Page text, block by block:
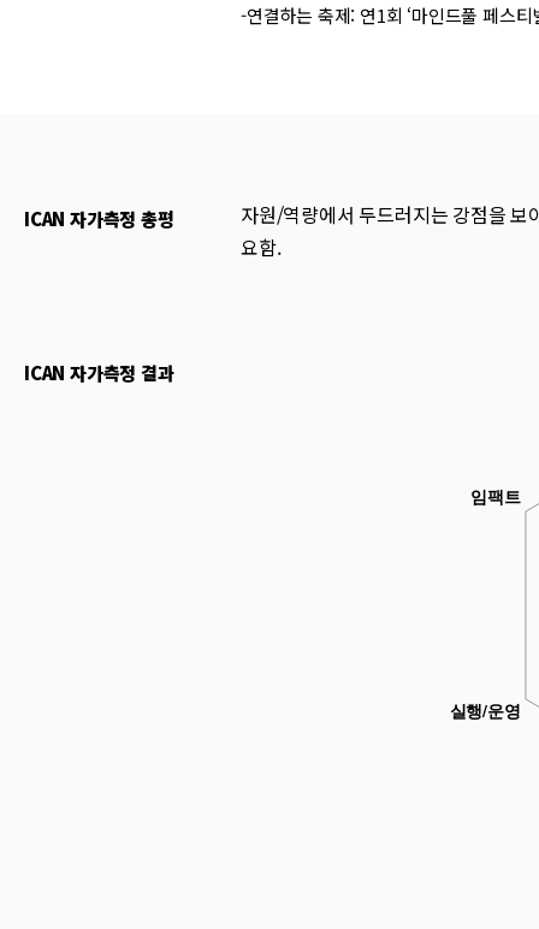
-연결하는 축제: 연1회 ‘마인드풀 페스티
ICAN 자가측정 총평
자원/역량에서 두드러지는 강점을
요함.
ICAN 자가측정 결과